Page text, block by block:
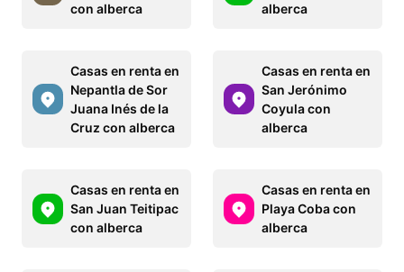
con alberca
alberca
Casas en renta en
Nepantla de Sor
Juana Inés de la
Cruz con alberca
Casas en renta en
San Jerónimo
Coyula con
alberca
Casas en renta en
San Juan Teitipac
con alberca
Casas en renta en
Playa Coba con
alberca